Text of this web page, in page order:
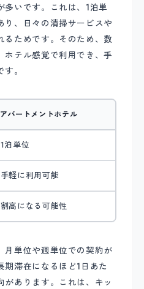
いです。これは、1泊単
り、日々の清掃サービスや
るためです。そのため、数
ホテル感覚で利用でき、手
。
アパートメントホテル
1泊単位
手軽に利用可能
割高になる可能性
月単位や週単位での契約が
滞在になるほど1日あた
があります。これは、キッ